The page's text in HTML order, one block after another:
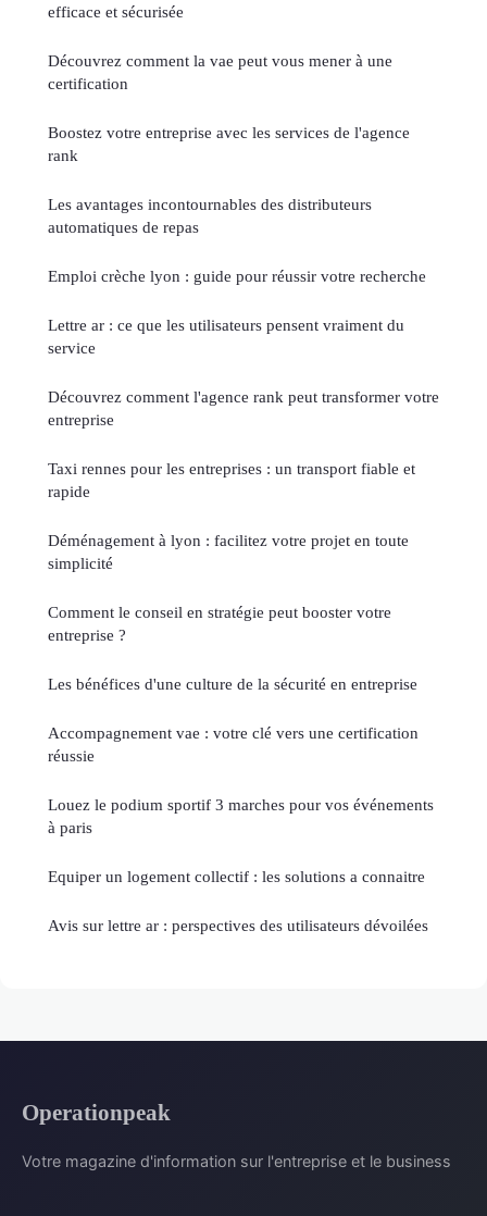
efficace et sécurisée
Découvrez comment la vae peut vous mener à une
certification
Boostez votre entreprise avec les services de l'agence
rank
Les avantages incontournables des distributeurs
automatiques de repas
Emploi crèche lyon : guide pour réussir votre recherche
Lettre ar : ce que les utilisateurs pensent vraiment du
service
Découvrez comment l'agence rank peut transformer votre
entreprise
Taxi rennes pour les entreprises : un transport fiable et
rapide
Déménagement à lyon : facilitez votre projet en toute
simplicité
Comment le conseil en stratégie peut booster votre
entreprise ?
Les bénéfices d'une culture de la sécurité en entreprise
Accompagnement vae : votre clé vers une certification
réussie
Louez le podium sportif 3 marches pour vos événements
à paris
Equiper un logement collectif : les solutions a connaitre
Avis sur lettre ar : perspectives des utilisateurs dévoilées
Operationpeak
Votre magazine d'information sur l'entreprise et le business